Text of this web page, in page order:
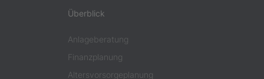
Überblick
Anlageberatung
Finanzplanung
Altersvorsorgeplanung